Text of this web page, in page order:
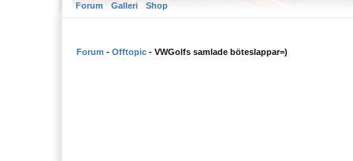
Forum Galleri Shop
Forum - Offtopic - VWGolfs samlade böteslappar=)